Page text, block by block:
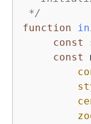
*/
function
const
const